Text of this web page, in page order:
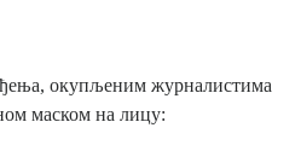
окупљеним журналистима
маском на лицу: